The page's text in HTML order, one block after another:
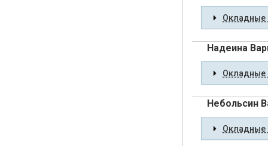
Окладные
Надеина
Окладные
Небольсин
Окладные